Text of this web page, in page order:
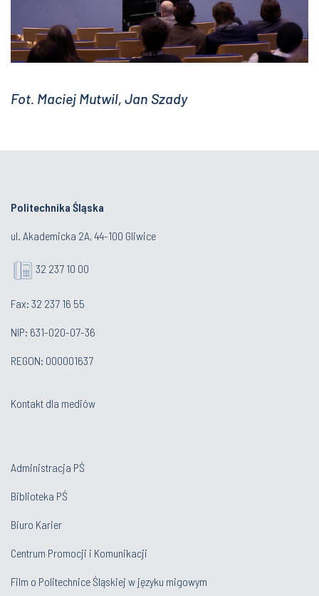
Fot. Maciej Mutwil, Jan Szady
Politechnika Śląska
ul. Akademicka 2A, 44-100 Gliwice
32 237 10 00
Fax: 32 237 16 55
NIP: 631-020-07-36
REGON: 000001637
Kontakt dla mediów
Administracja PŚ
Biblioteka PŚ
Biuro Karier
Centrum Promocji i Komunikacji
Film o Politechnice Śląskiej w języku migowym